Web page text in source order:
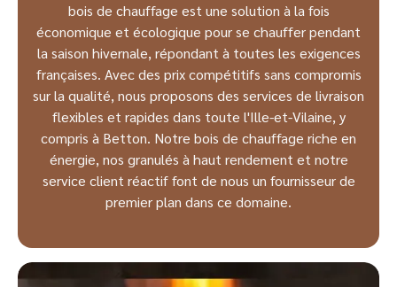
bois de chauffage est une solution à la fois
économique et écologique pour se chauffer pendant
la saison hivernale, répondant à toutes les exigences
françaises. Avec des prix compétitifs sans compromis
sur la qualité, nous proposons des services de livraison
flexibles et rapides dans toute l'Ille-et-Vilaine, y
compris à Betton. Notre bois de chauffage riche en
énergie, nos granulés à haut rendement et notre
service client réactif font de nous un fournisseur de
premier plan dans ce domaine.